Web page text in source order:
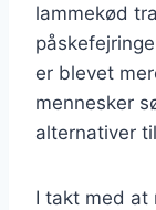
lammekød
er blevet
mennesker
alternativer
I takt med